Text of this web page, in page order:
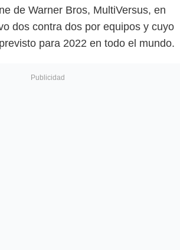
de Warner Bros, MultiVersus, en
dos contra dos por equipos y cuyo
para 2022 en todo el mundo.